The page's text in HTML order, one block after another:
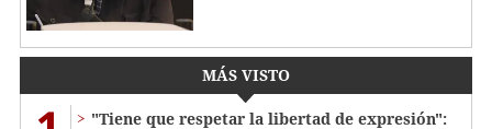
MÁS VISTO
"Tiene que respetar la libertad de expresión":